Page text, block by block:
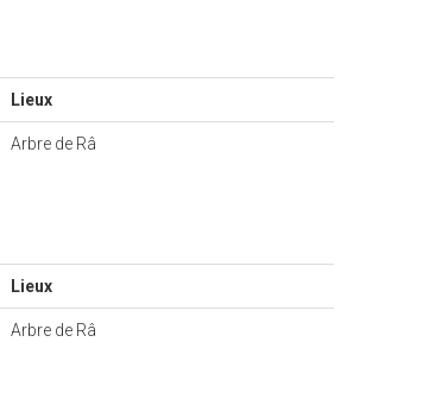
Lieux
Arbre de Râ
Lieux
Arbre de Râ